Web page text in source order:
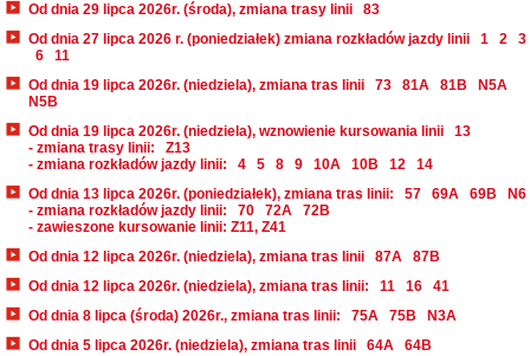
Od dnia 29 lipca 2026r. (środa), zmiana trasy linii
83
Od dnia 27 lipca 2026 r. (poniedziałek) zmiana rozkładów jazdy linii
1 2
3
6
11
Od dnia 19 lipca 2026r. (niedziela), zmiana tras linii
73 81A 81B
N5A
N5B
Od dnia 19 lipca 2026r. (niedziela), wznowienie kursowania linii
13
- zmiana trasy linii:
Z13
- zmiana rozkładów jazdy linii:
4 5 8 9 10A 10B 12
14
Od dnia 13 lipca 2026r. (poniedziałek), zmiana tras linii:
57 69A 69B
N6
- zmiana rozkładów jazdy linii:
70 72A
72B
- zawieszone kursowanie linii: Z11, Z41
Od dnia 12 lipca 2026r. (niedziela), zmiana tras linii
87A
87B
Od dnia 12 lipca 2026r. (niedziela), zmiana tras linii:
11 16
41
Od dnia 8 lipca (środa) 2026r., zmiana tras linii:
75A 75B
N3A
Od dnia 5 lipca 2026r. (niedziela), zmiana tras linii
64A
64B